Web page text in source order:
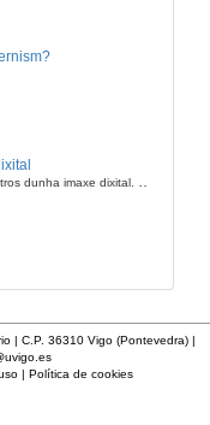
Definición e parámetros dunha imaxe dixital. Resolución e Aspecto. Profundidade da cor. Compresión. Frame por segundo. Entrelazado. Campos, cadros
| C.P. 36310 Vigo (Pontevedra) |
| Política de cookies